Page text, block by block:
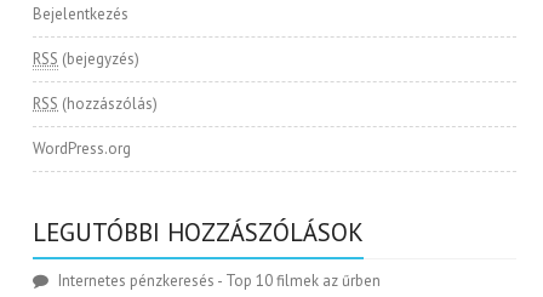
Bejelentkezés
RSS (bejegyzés)
RSS (hozzászólás)
WordPress.org
LEGUTÓBBI HOZZÁSZÓLÁSOK
Internetes pénzkeresés - Top 10 filmek az űrben